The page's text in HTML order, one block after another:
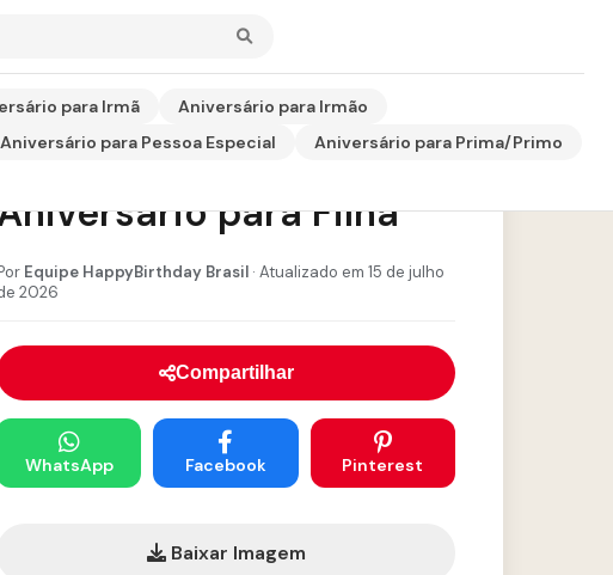
para Irmã
Aniversário para Irmão
Aniversário para Pessoa Especial
Aniversário para Prima/Primo
Homenagem de
para Filha
Equipe HappyBirthday Brasil · Atualizado em 15 de julho
2026
Compartilhar
WhatsApp Facebook Pinterest
Baixar Imagem